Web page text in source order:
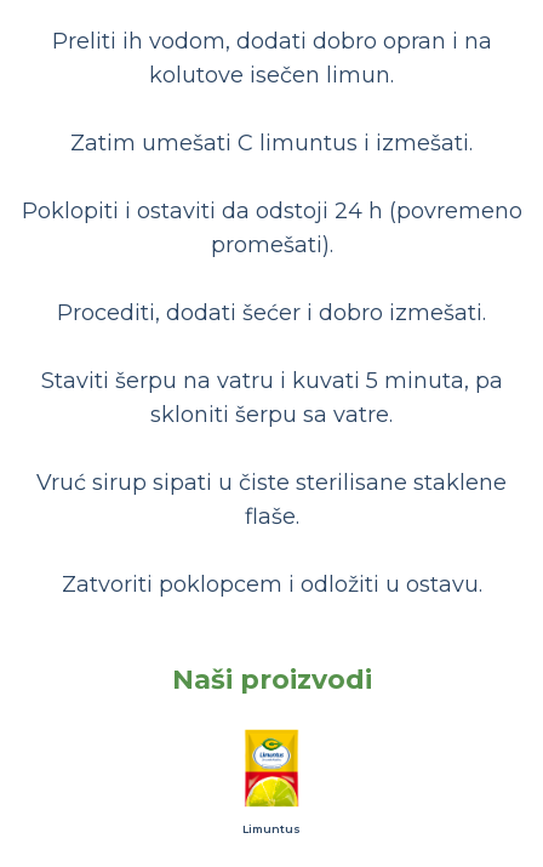
Preliti ih vodom, dodati dobro opran i na
kolutove isečen limun.
Zatim umešati C limuntus i izmešati.
Poklopiti i ostaviti da odstoji 24 h (povremeno
promešati).
Procediti, dodati šećer i dobro izmešati.
Staviti šerpu na vatru i kuvati 5 minuta, pa
skloniti šerpu sa vatre.
Vruć sirup sipati u čiste sterilisane staklene
flaše.
Zatvoriti poklopcem i odložiti u ostavu.
Naši proizvodi
Limuntus